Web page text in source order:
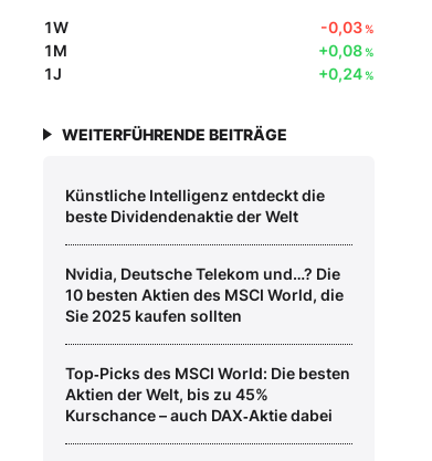
1W -0,03%
1M +0,08%
1J +0,24%
WEITERFÜHRENDE BEITRÄGE
Künstliche Intelligenz entdeckt die
beste Dividendenaktie der Welt
Nvidia, Deutsche Telekom und…? Die
10 besten Aktien des MSCI World, die
Sie 2025 kaufen sollten
Top‑Picks des MSCI World: Die besten
Aktien der Welt, bis zu 45%
Kurschance – auch DAX‑Aktie dabei